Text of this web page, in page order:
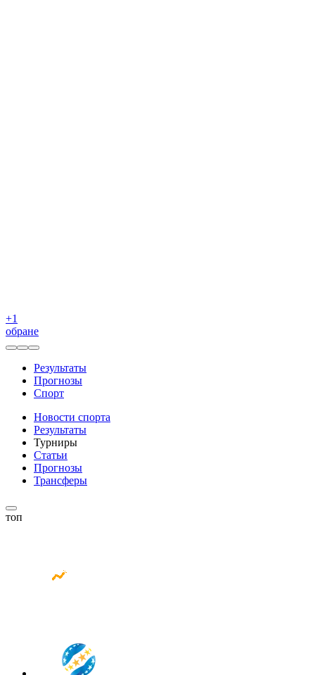
+1
обране
Результаты
Прогнозы
Спорт
Новости спорта
Результаты
Турниры
Статьи
Прогнозы
Трансферы
топ